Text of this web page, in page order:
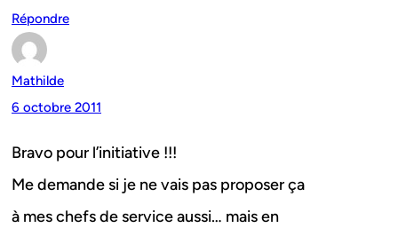
Répondre
Mathilde
6 octobre 2011
Bravo pour l’initiative !!!
Me demande si je ne vais pas proposer ça
à mes chefs de service aussi… mais en